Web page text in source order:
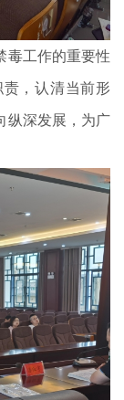
工作的重要性
，认清当前形
纵深发展，为广